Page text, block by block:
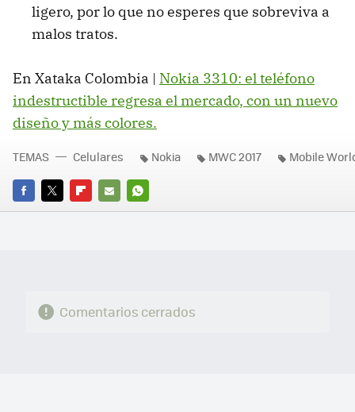
ligero, por lo que no esperes que sobreviva a
malos tratos.
En Xataka Colombia | Nokia 3310: el teléfono
indestructible regresa el mercado, con un nuevo
diseño y más colores.
FACEBOOK
TWITTERFLIPBOARD
E-
WHATSAPP
TEMAS Celulares Nokia MWC 2017 Mobile
Comentarios cerrados